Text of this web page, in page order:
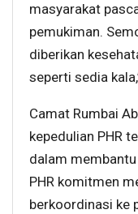
masyarakat
pemukiman.
diberikan
seperti sedia
Camat Rumbai
kepedulian PHR
dalam
PHR komitmen
berkoordinasi ke